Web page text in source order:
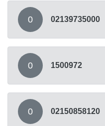
0 02139735000
0 1500972
0 02150858120